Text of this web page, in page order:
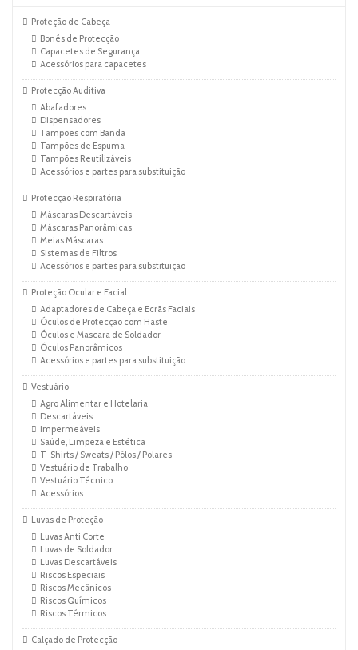
Proteção de Cabeça
Bonés de Protecção
Capacetes de Segurança
Acessórios para capacetes
Protecção Auditiva
Abafadores
Dispensadores
Tampões com Banda
Tampões de Espuma
Tampões Reutilizáveis
Acessórios e partes para substituição
Protecção Respiratória
Máscaras Descartáveis
Máscaras Panorâmicas
Meias Máscaras
Sistemas de Filtros
Acessórios e partes para substituição
Proteção Ocular e Facial
Adaptadores de Cabeça e Ecrãs Faciais
Óculos de Protecção com Haste
Óculos e Mascara de Soldador
Óculos Panorâmicos
Acessórios e partes para substituição
Vestuário
Agro Alimentar e Hotelaria
Descartáveis
Impermeáveis
Saúde, Limpeza e Estética
T-Shirts / Sweats / Pólos / Polares
Vestuário de Trabalho
Vestuário Técnico
Acessórios
Luvas de Proteção
Luvas Anti Corte
Luvas de Soldador
Luvas Descartáveis
Riscos Especiais
Riscos Mecânicos
Riscos Químicos
Riscos Térmicos
Calçado de Protecção